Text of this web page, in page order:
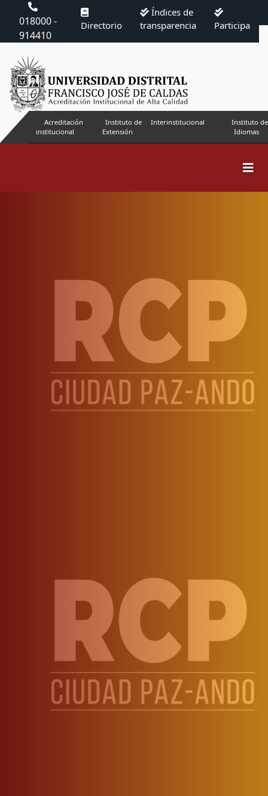
018000 -
914410
Directorio
Índices de
transparencia
Participa
Acreditación
institucional
Instituto de
Extensión
Interinstitucional
Instituto de
Idiomas